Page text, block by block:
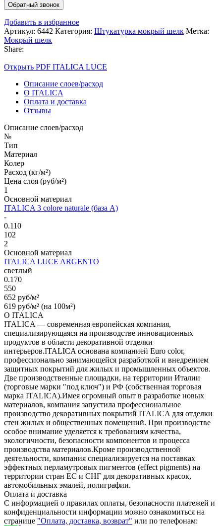
Обратный звонок
Добавить в избранное
Артикул: 6442 Категория: Штукатурка мокрый шелк Метка:
Мокрый шелк
Share:
Открыть PDF ITALICA LUCE
Описание слоев/расход
О ITALICA
Оплата и доставка
Отзывы
Описание слоев/расход
№
Тип
Материал
Колер
Расход (кг/м²)
Цена слоя (руб/м²)
1
Основной материал
ITALICA 3 colore naturale (база А)
-
0.110
102
2
Основной материал
ITALICA LUCE ARGENTO
светлый
0.170
550
652 руб/м²
619 руб/м² (на 100м²)
О ITALICA
ITALICA — современная европейская компания,
специализирующаяся на производстве инновационных
продуктов в области декоративной отделки
интерьеров.ITALICA основана компанией Euro color,
профессионально занимающейся разработкой и внедрением
защитных покрытий для жилых и промышленных объектов.
Две производственные площадки, на территории Италии
(торговые марки "под ключ") и РФ (собственная торговая
марка ITALICA).Имея огромный опыт в разработке новых
материалов, компания запустила профессиональное
производство декоративных покрытий ITALICA для отделки
стен жилых и общественных помещений. При производстве
особое внимание уделяется к требованиям качества,
экологичности, безопасности компонентов и процесса
производства материалов.Кроме производственной
деятельности, компания специализируется на поставках
эффектных перламутровых пигментов (effect pigments) на
территории стран ЕС и СНГ для декоративных красок,
автомобильных эмалей, полиграфии.
Оплата и доставка
С информацией о правилах оплаты, безопасности платежей и
конфиденциальности информации можно ознакомиться на
странице "Оплата, доставка, возврат" или по телефонам: